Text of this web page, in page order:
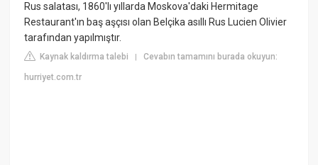
Rus salatası, 1860'lı yıllarda Moskova'daki Hermitage
Restaurant'ın baş aşçısı olan Belçika asıllı Rus Lucien Olivier
tarafından yapılmıştır.
Kaynak kaldırma talebi |Cevabın tamamını burada okuyun:
hurriyet.com.tr